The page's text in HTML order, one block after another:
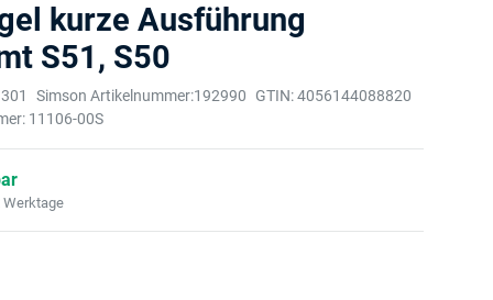
kurze Ausführung
S51, S50
Simson Artikelnummer:192990 GTIN:4056144088820
11106-00S
Werktage